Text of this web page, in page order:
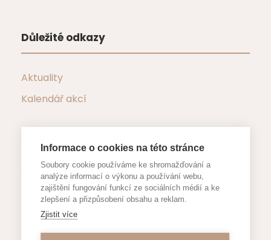
Důležité odkazy
Aktuality
Kalendář akcí
Důležité dokumenty
Formuláře a žádosti
Informace o cookies na této stránce
Soubory cookie používáme ke shromažďování a
analýze informací o výkonu a používání webu,
zajištění fungování funkcí ze sociálních médií a ke
zlepšení a přizpůsobení obsahu a reklam.
Zjistit více